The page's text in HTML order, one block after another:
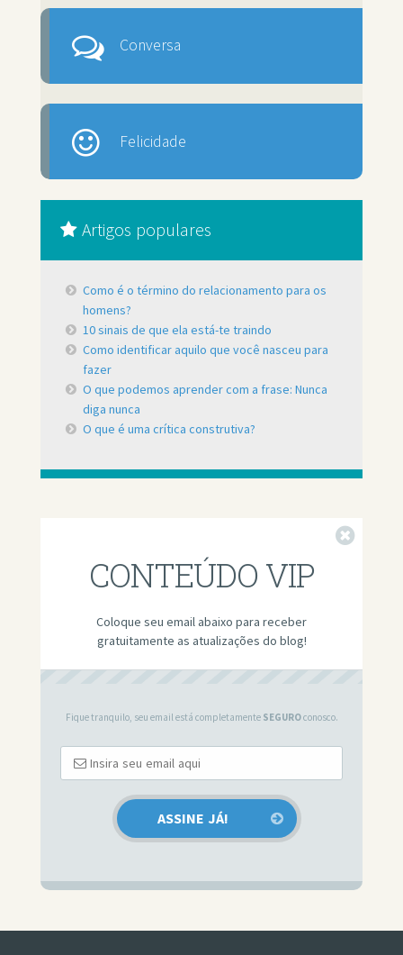
Conversa
Felicidade
Artigos populares
Como é o término do relacionamento para os
homens?
10 sinais de que ela está-te traindo
Como identificar aquilo que você nasceu para
fazer
O que podemos aprender com a frase: Nunca
diga nunca
O que é uma crítica construtiva?
CONTEÚDO VIP
Coloque seu email abaixo para receber
gratuitamente as atualizações do blog!
Fique tranquilo, seu email está completamente SEGUROconosco.